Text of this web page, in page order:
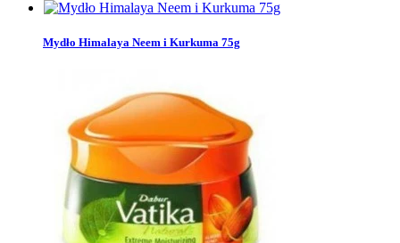
Mydło Himalaya Neem i Kurkuma 75g